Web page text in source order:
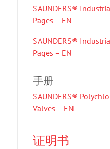
SAUNDERS®
Pages – EN
SAUNDERS®
Pages – EN
手册
SAUNDERS®
Valves – EN
证明书